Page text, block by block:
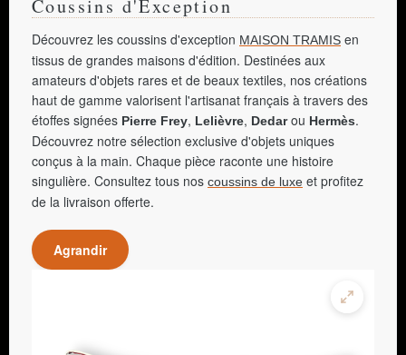
Coussins d'Exception
Découvrez les coussins d'exception MAISON TRAMIS en
tissus de grandes maisons d'édition. Destinées aux
amateurs d'objets rares et de beaux textiles, nos créations
haut de gamme valorisent l'artisanat français à travers des
étoffes signées Pierre Frey, Lelièvre, Dedarou Hermès.
Découvrez notre sélection exclusive d'objets uniques
conçus à la main. Chaque pièce raconte une histoire
singulière. Consultez tous nos coussins de luxe et profitez
de la livraison offerte.
Agrandir